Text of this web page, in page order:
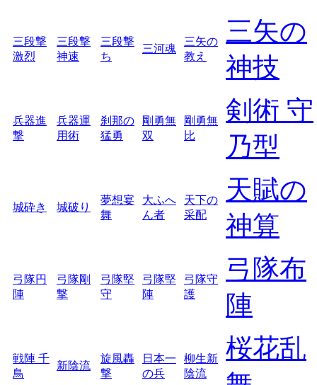
三段撃
激烈
三段撃
神速
三段撃
ち
三河魂
三矢の
教え
三矢の
神技
兵器進
撃
兵器運
用術
刹那の
猛勇
剛勇無
双
剛勇無
比
剣術 守
乃型
城砕き 城破り
夢想宴
舞
大ふへ
ん者
天下の
采配
天賦の
神算
弓隊円
陣
弓隊剛
撃
弓隊堅
守
弓隊堅
陣
弓隊守
護
弓隊布
陣
戦陣 千
鳥
新陰流
旋風轟
撃
日本一
の兵
柳生新
陰流
桜花乱